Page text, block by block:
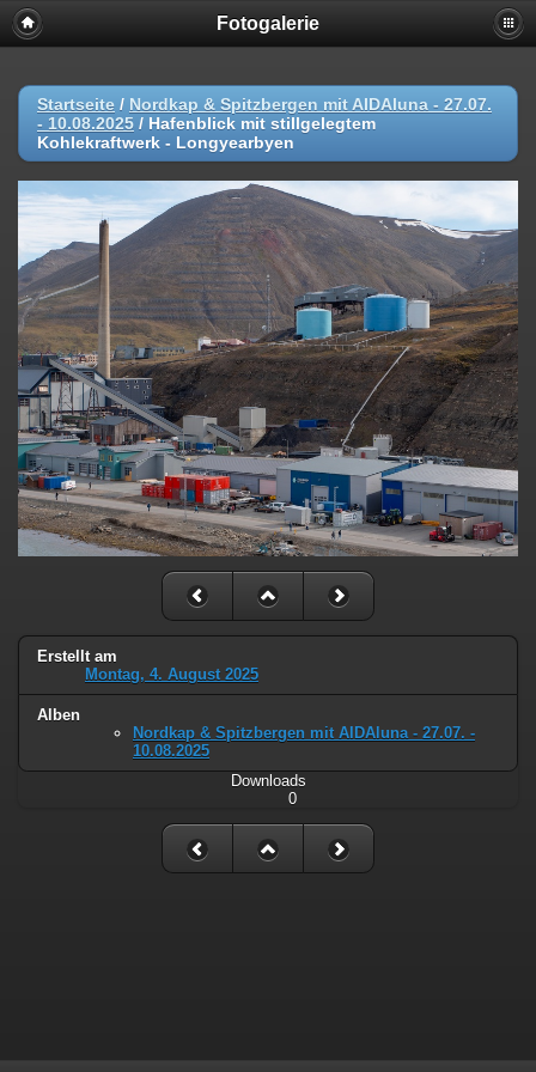
Fotogalerie
Startseite / Nordkap & Spitzbergen mit AIDAluna - 27.07.
- 10.08.2025 / Hafenblick mit stillgelegtem
Kohlekraftwerk - Longyearbyen
Erstellt am
Montag, 4. August 2025
Alben
Nordkap & Spitzbergen mit AIDAluna - 27.07. -
10.08.2025
Downloads
0